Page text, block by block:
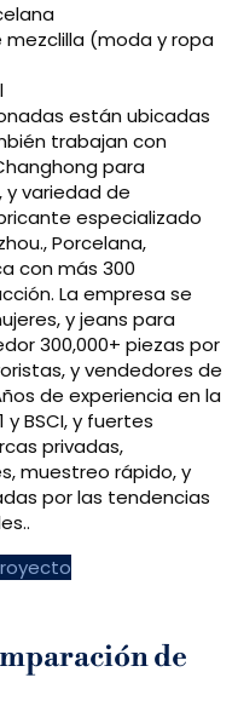
mezclilla (moda y ropa
están ubicadas
trabajan con
para
y variedad de
especializado
Porcelana,
con más 300
La empresa se
y jeans para
300,000+ piezas por
y vendedores de
de experiencia en la
BSCI, y fuertes
privadas,
muestreo rápido, y
por las tendencias
de